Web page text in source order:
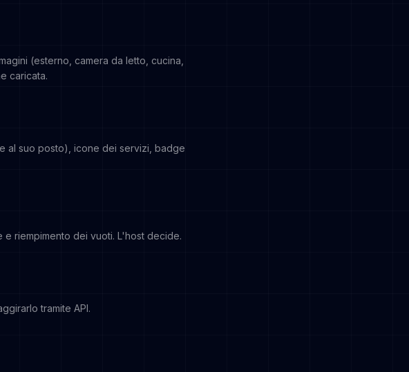
(esterno, camera da letto, cucina,
caricata.
al suo posto), icone dei servizi, badge
riempimento dei vuoti. L'host decide.
tramite API.